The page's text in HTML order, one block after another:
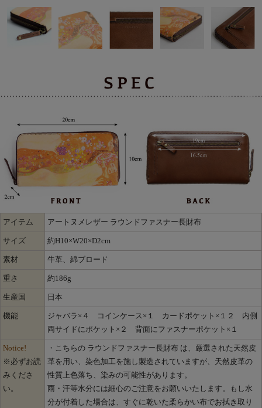
アイテム アートヌメレザー ラウンドファスナー長財布
サイズ 約H10×W20×D2cm
素材 牛革、綿ブロード
重さ 約186g
生産国 日本
機能
ジャバラ×４ コインケース×１ カードポケット×１２ 内側
両サイドにポケット×２ 背面にファスナーポケット×１
Notice!
※必ずお読
みくださ
い。
・こちらの ラウンドファスナー長財布 は、厳選された天然皮
革を用い、染色加工を施し製造されていますが、天然皮革の
性質上色落ち、染みの可能性があります。
雨・汗等水分には細心のご注意をお願いいたします。もし水
分が付着した場合は、すぐに乾いた柔らかい布でお拭き取り